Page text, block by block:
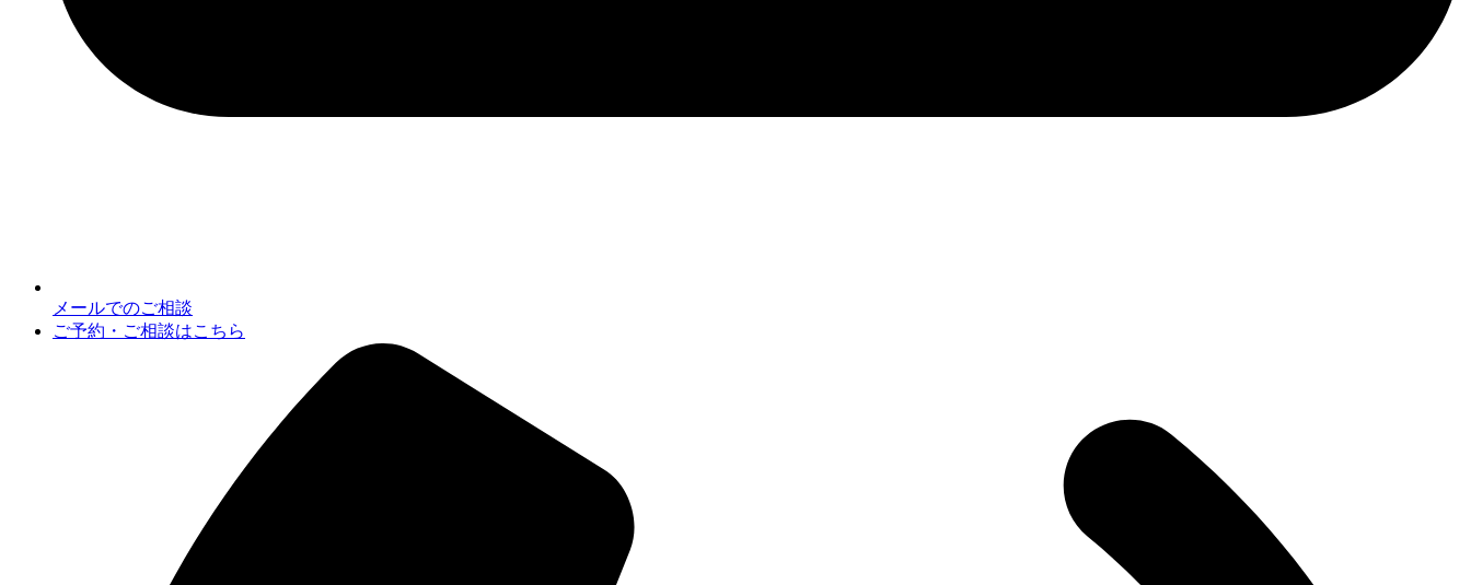
メールでのご相談
ご予約・ご相談はこちら